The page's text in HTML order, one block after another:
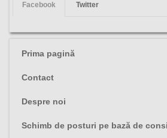
Facebook Twitter
Prima pagină
Contact
Despre noi
Schimb de posturi pe bază de